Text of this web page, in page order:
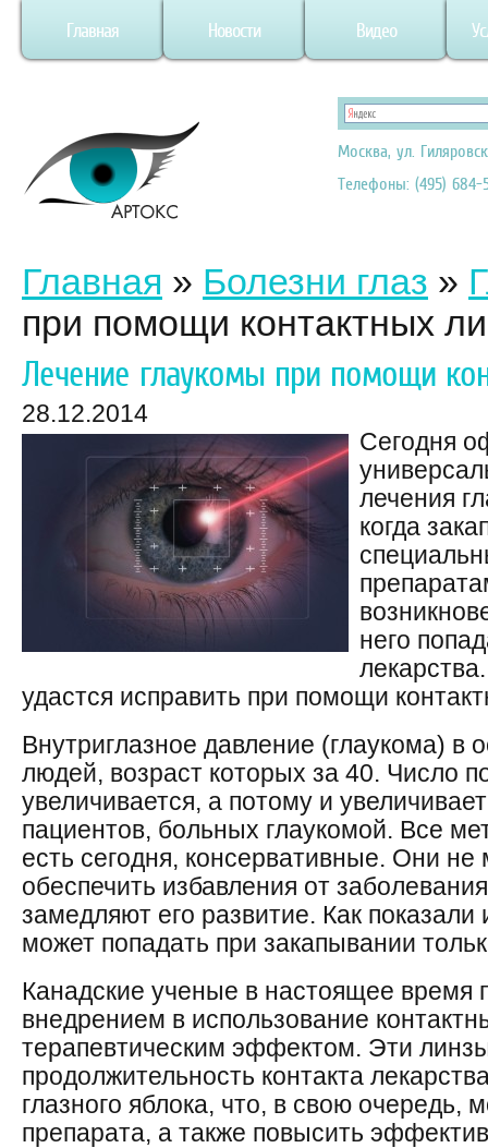
Главная Новости Видео
Москва, ул.
Телефоны: (495) 684-
Главная » Болезни глаз »
при помощи контактных
Лечение глаукомы при помощи
28.12.2014
Сегодня
лечения
когда
него
удастся исправить при помощи
Внутриглазное давление (глаукома) в
людей, возраст которых за 40. Число
увеличивается, а потому и
пациентов, больных глаукомой. Все
есть сегодня, консервативные. Они не
обеспечить избавления от
замедляют его развитие. Как показали
может попадать при закапывании
Канадские ученые в настоящее время
внедрением в использование
терапевтическим эффектом. Эти
продолжительность контакта
глазного яблока, что, в свою очередь,
препарата, а также повысить